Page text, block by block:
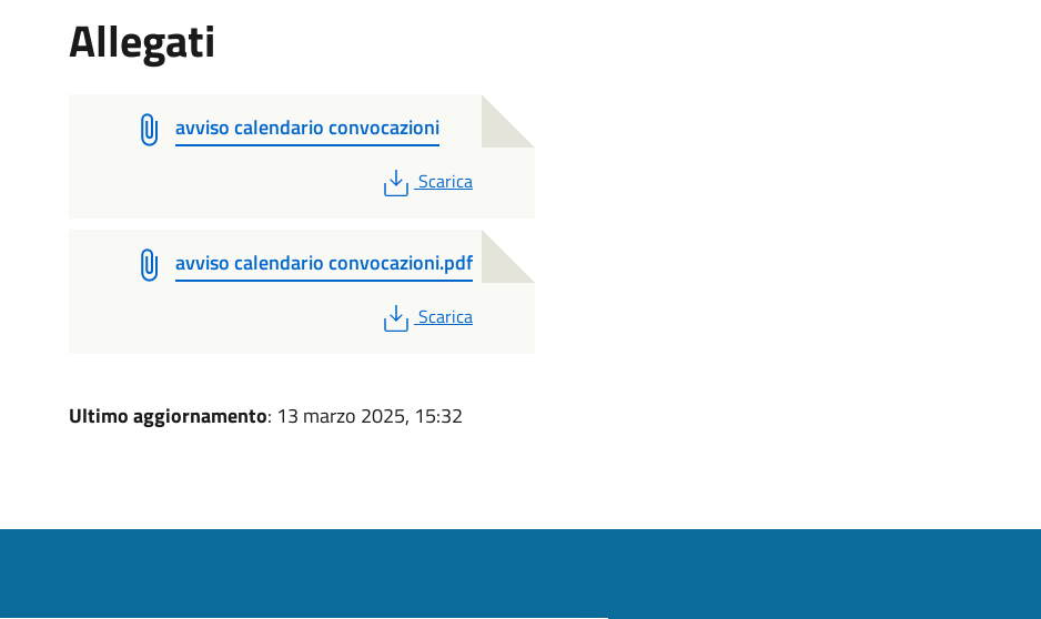
Allegati
avviso calendario convocazioni
PDF
Scarica
avviso calendario convocazioni.pdf
PDF
Scarica
Ultimo aggiornamento: 13 marzo 2025, 15:32